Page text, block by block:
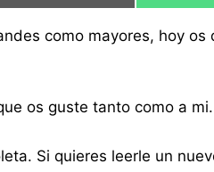
como mayores, hoy os
os guste tanto como a mi.
Si quieres leerle un